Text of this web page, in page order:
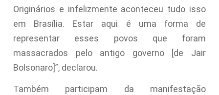
Originários e infelizmente aconteceu tudo isso
em Brasília. Estar aqui é uma forma de
representar esses povos que foram
massacrados pelo antigo governo [de Jair
Bolsonaro]”, declarou.
Também participam da manifestação